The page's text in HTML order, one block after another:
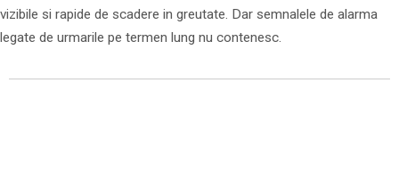
vizibile si rapide de scadere in greutate. Dar semnalele de alarma
legate de urmarile pe termen lung nu contenesc.